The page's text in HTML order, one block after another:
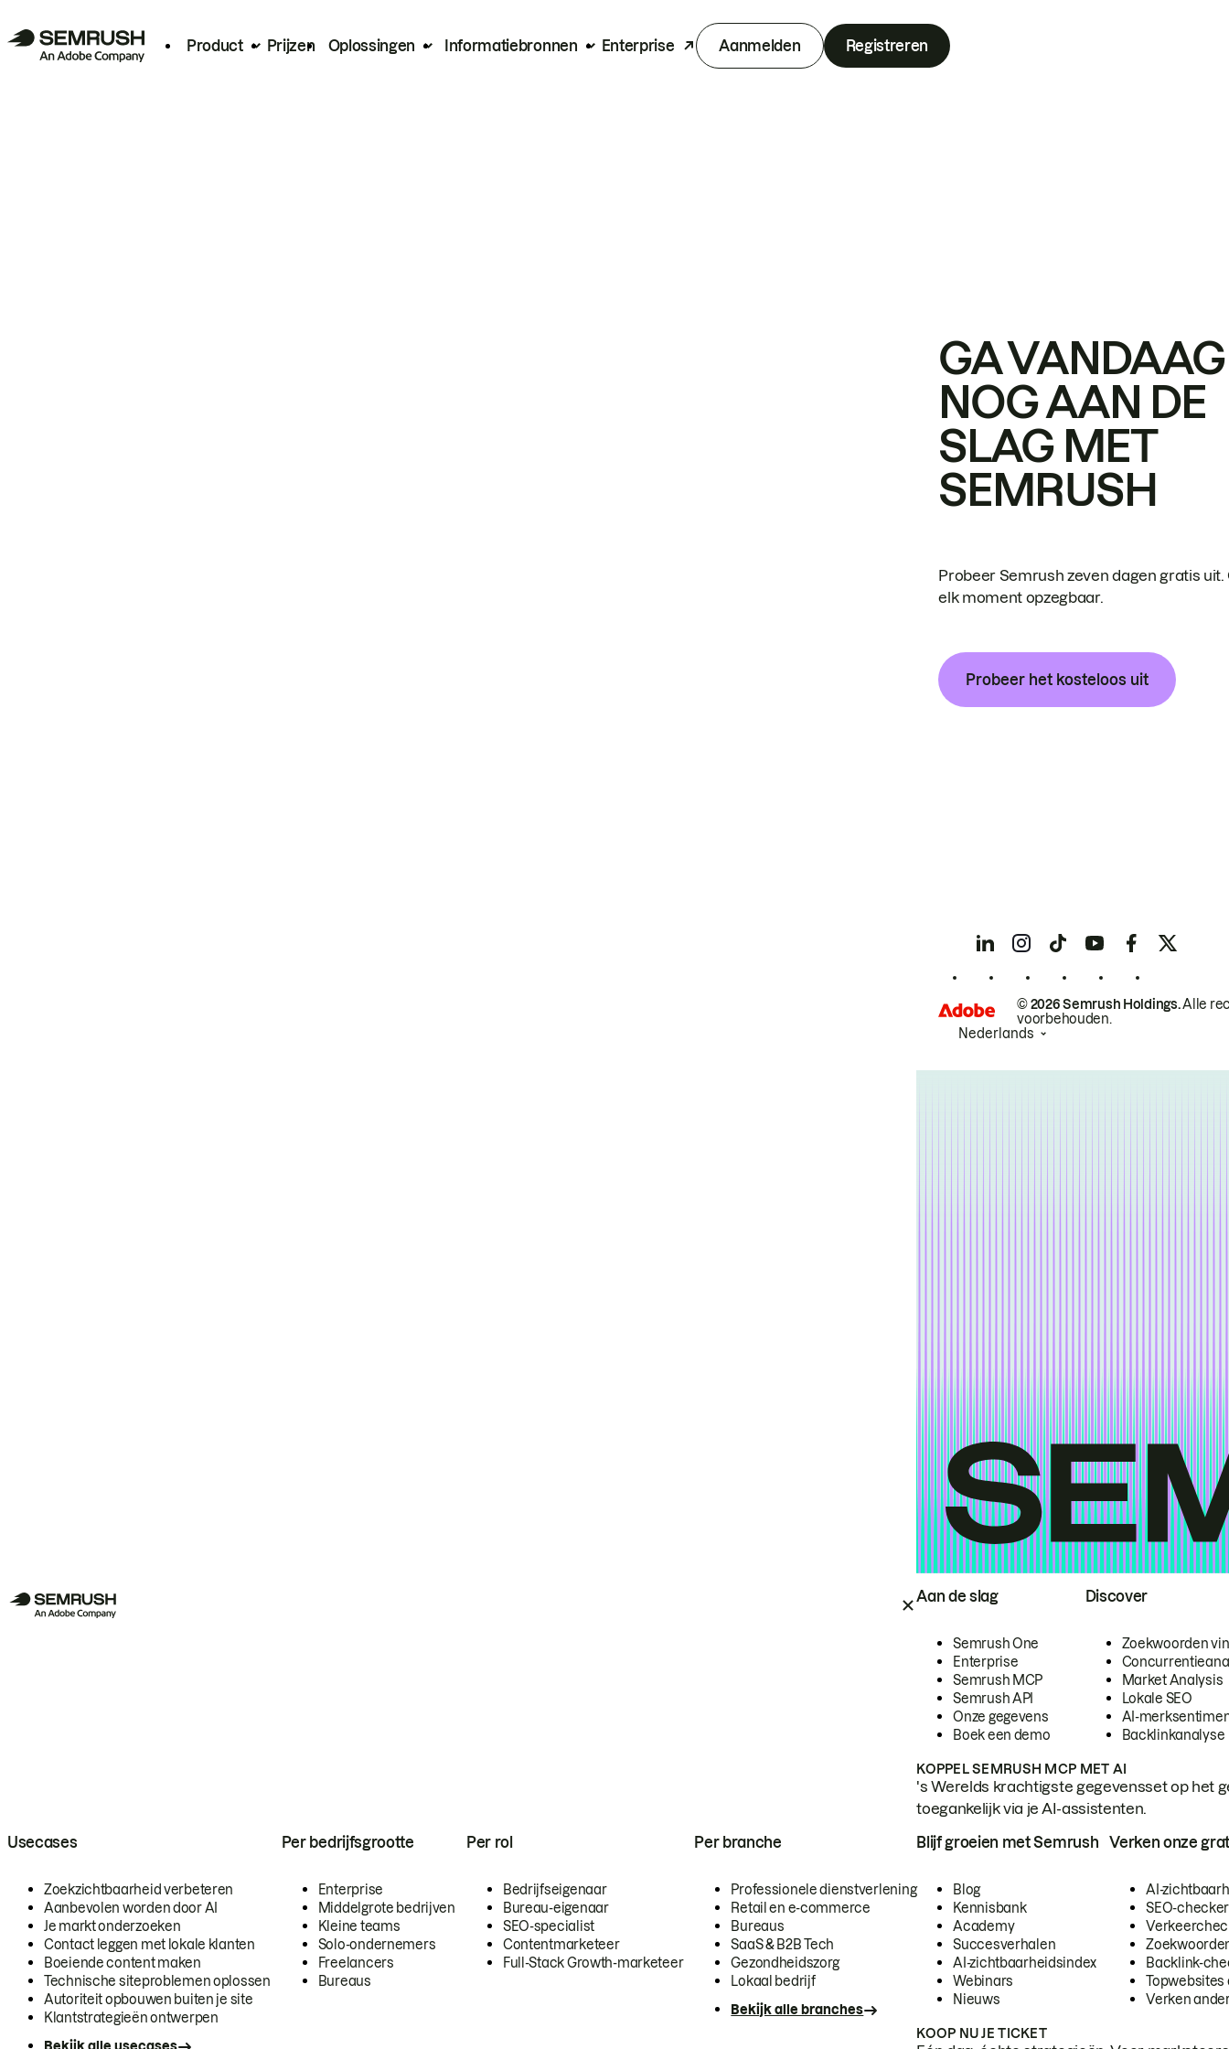
Product Prijzen Oplossingen Informatiebronnen Enterprise Aanmelden Registreren
Aan de slag
Semrush One
Enterprise
Semrush MCP
Semrush API
Onze gegevens
Boek een demo
Discover
Zoekwoorden
Market Analysis
Lokale SEO
AI-
Backlinkanalyse
KOPPEL SEMRUSH MCP MET AI
's Werelds krachtigste gegevensset op het
toegankelijk via je AI-assistenten.
Usecases
Zoekzichtbaarheid verbeteren
Aanbevolen worden door AI
Je markt onderzoeken
Contact leggen met lokale klanten
Boeiende content maken
Technische siteproblemen oplossen
Autoriteit opbouwen buiten je site
Klantstrategieën ontwerpen
Per bedrijfsgrootte
Enterprise
Middelgrote bedrijven
Kleine teams
Solo-ondernemers
Freelancers
Bureaus
Per rol
Bedrijfseigenaar
Bureau-eigenaar
SEO-specialist
Contentmarketeer
Full-Stack Growth-marketeer
Per branche
Professionele dienstverlening
Retail en e-commerce
Bureaus
SaaS & B2B Tech
Gezondheidszorg
Lokaal bedrijf
Bekijk alle branches
Blijf groeien met Semrush
Blog
Kennisbank
Academy
Succesverhalen
AI-zichtbaarheidsindex
Webinars
Nieuws
Verken onze
AI-
SEO-checker
Backlink-
Topwebsites
Verken
KOOP NU JE TICKET
GA VANDAAG
NOG AAN DE
SLAG MET
SEMRUSH
Probeer Semrush zeven dagen gratis uit.
elk moment opzegbaar.
Probeer het kosteloos uit
© 2026 Semrush Holdings.Alle
voorbehouden.
Nederlands